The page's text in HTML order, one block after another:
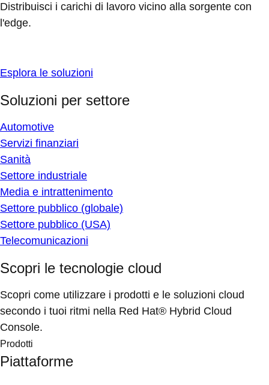
Distribuisci i carichi di lavoro vicino alla sorgente con
l'edge.
Esplora le soluzioni
Soluzioni per settore
Automotive
Servizi finanziari
Sanità
Settore industriale
Media e intrattenimento
Settore pubblico (globale)
Settore pubblico (USA)
Telecomunicazioni
Scopri le tecnologie cloud
Scopri come utilizzare i prodotti e le soluzioni cloud
secondo i tuoi ritmi nella Red Hat® Hybrid Cloud
Console.
Prodotti
Piattaforme